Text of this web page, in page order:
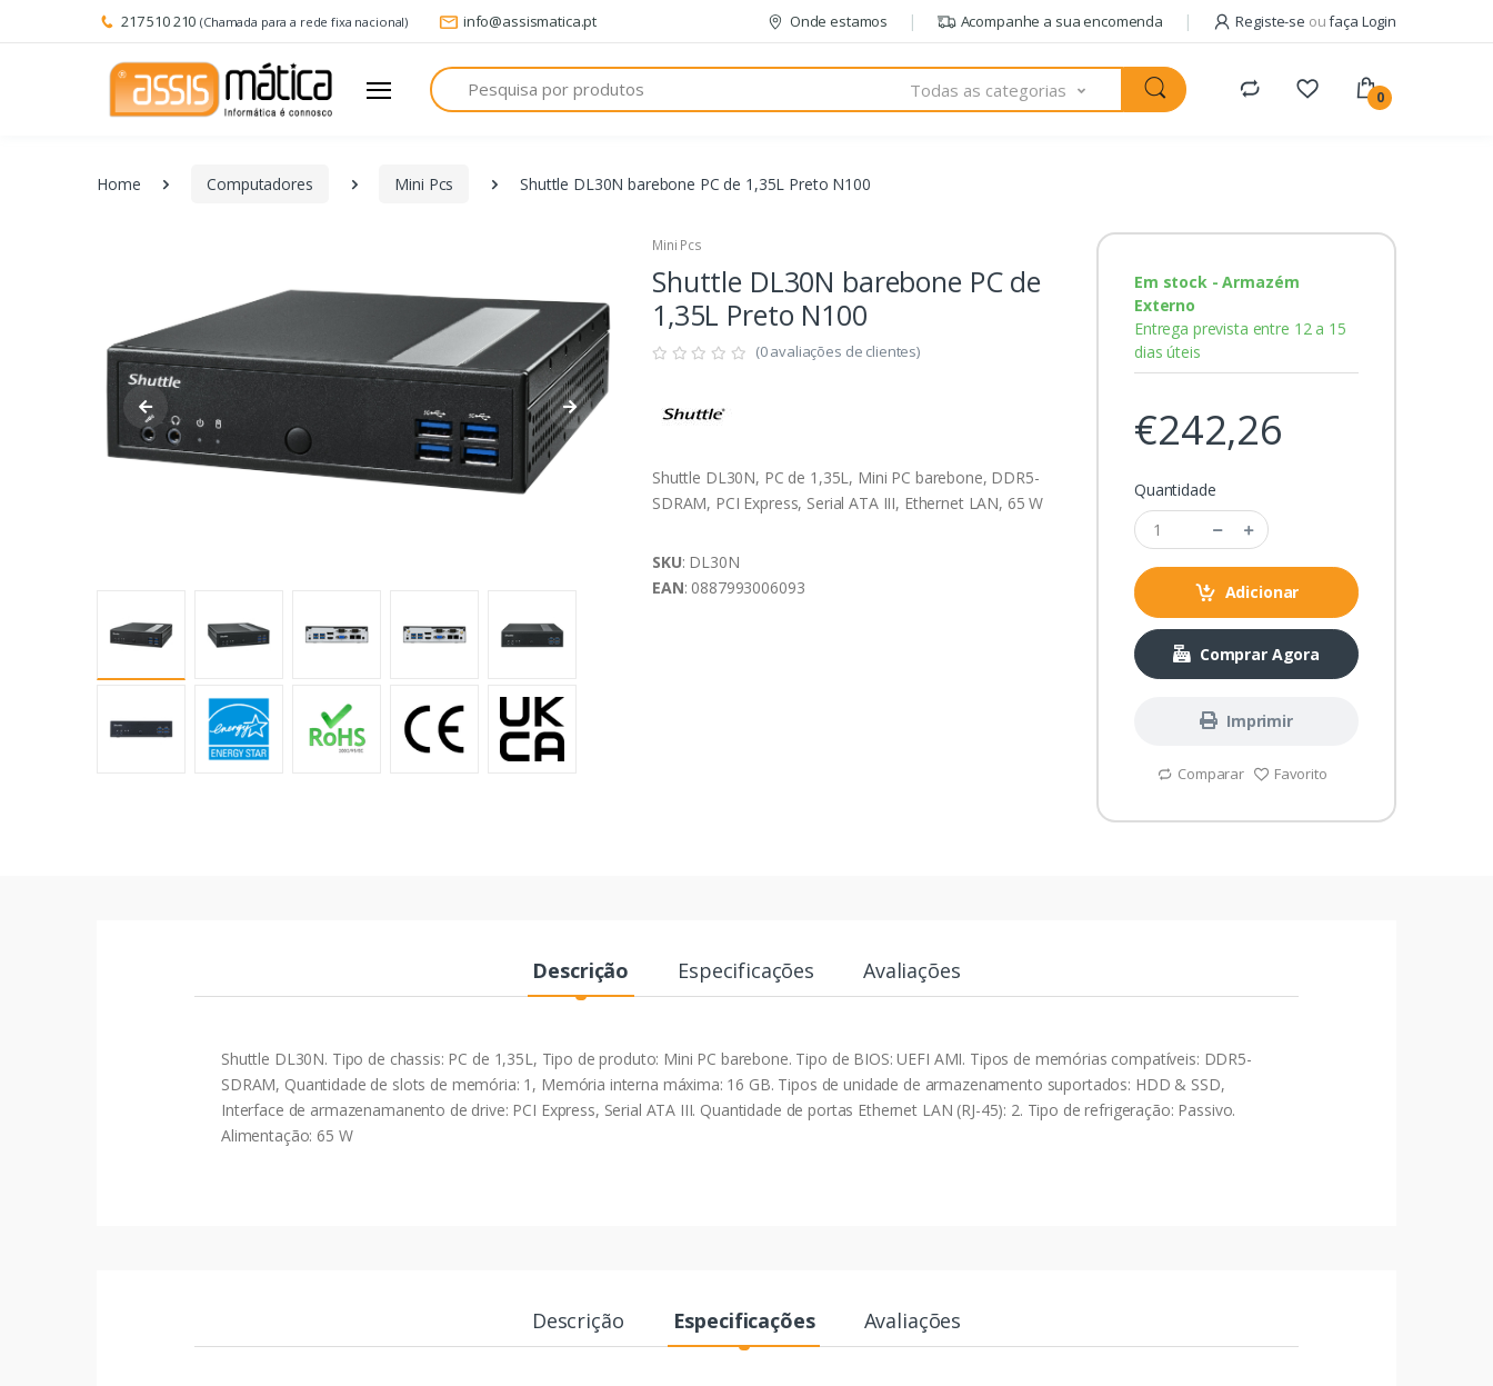
217 510 210 (Chamada para a rede fixa nacional) info@assismatica.pt Onde estamos Acompanhe a sua encomenda Registe-se oufaça Login
Pesquisa
Todas as categorias 0
Home Computadores Mini Pcs Shuttle DL30N barebone PC de 1,35L Preto N100
Mini Pcs
Shuttle DL30N barebone PC de
1,35L Preto N100
(0 avaliações de clientes)
Shuttle DL30N, PC de 1,35L, Mini PC barebone, DDR5-
SDRAM, PCI Express, Serial ATA III, Ethernet LAN, 65 W
SKU: DL30N
EAN: 0887993006093
Em stock - Armazém
Externo
Entrega prevista entre 12 a 15
dias úteis
€242,26
Quantidade
Adicionar
Comprar Agora
Imprimir
Comparar Favorito
Descrição Especificações Avaliações
Shuttle DL30N. Tipo de chassis: PC de 1,35L, Tipo de produto: Mini PC barebone. Tipo de BIOS: UEFI AMI. Tipos de memórias compatíveis: DDR5-
SDRAM, Quantidade de slots de memória: 1, Memória interna máxima: 16 GB. Tipos de unidade de armazenamento suportados: HDD & SSD,
Interface de armazenamanento de drive: PCI Express, Serial ATA III. Quantidade de portas Ethernet LAN (RJ-45): 2. Tipo de refrigeração: Passivo.
Alimentação: 65 W
Descrição Especificações Avaliações